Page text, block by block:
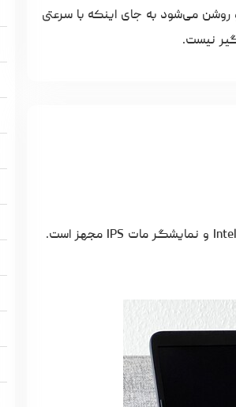
می‌شود به جای اینکه با سرعتی
با مدل 250 G9، HP یک لپ تاپ ۱۵.۶ اینچی اداری با قیمت مناسب را عرضه کرده است که به پردازنده Intel Core i3 و نمایشگر مات IPS مجهز است.